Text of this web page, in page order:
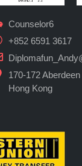
Counselor6
+852 6591 3617
170-172
Hong Kong